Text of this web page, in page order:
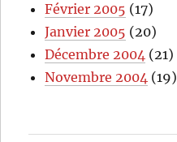
Février 2005 (17)
Janvier 2005 (20)
Décembre 2004 (21)
Novembre 2004 (19)